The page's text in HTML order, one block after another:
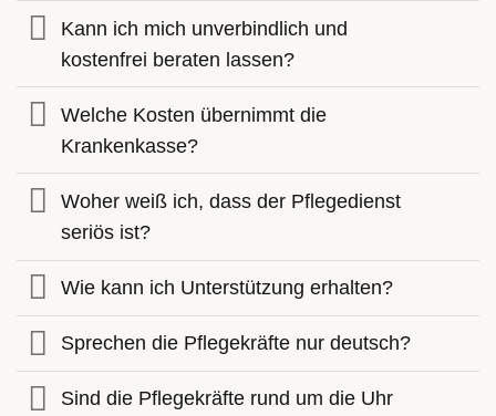
Kann ich mich unverbindlich und
kostenfrei beraten lassen?
Welche Kosten übernimmt die
Krankenkasse?
Woher weiß ich, dass der Pflegedienst
seriös ist?
Wie kann ich Unterstützung erhalten?
Sprechen die Pflegekräfte nur deutsch?
Sind die Pflegekräfte rund um die Uhr